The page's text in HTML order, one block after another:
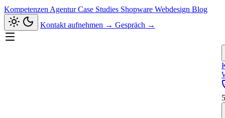
Kompetenzen AgenturCase Studies Shopware Webdesign Blog
Kontakt aufnehmen → Gespräch →